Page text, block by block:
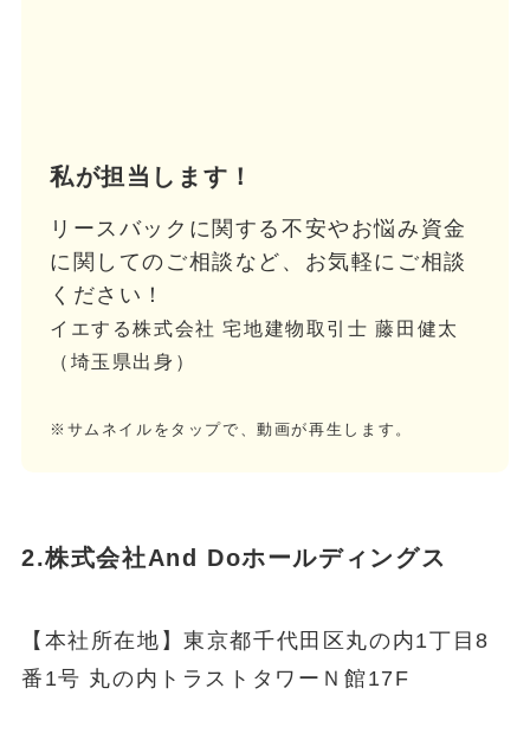
私が担当します！
リースバックに関する不安やお悩み資金
に関してのご相談など、お気軽にご相談
ください！
イエする株式会社 宅地建物取引士 藤田健太
（埼玉県出身）
※サムネイルをタップで、動画が再生します。
2.株式会社And Doホールディングス
【本社所在地】東京都千代田区丸の内1丁目8
番1号 丸の内トラストタワーＮ館17F